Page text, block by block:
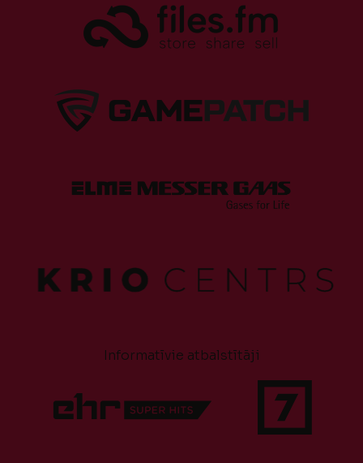
Informatīvie atbalstītāji